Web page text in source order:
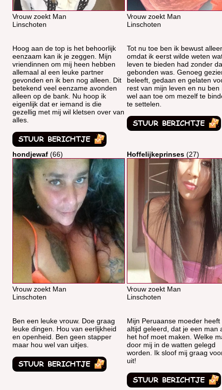
Vrouw zoekt Man
Linschoten
Hoog aan de top is het behoorlijk
eenzaam kan ik je zeggen. Mijn
vriendinnen om mij heen hebben
allemaal al een leuke partner
gevonden en ik ben nog alleen. Dit
betekend veel eenzame avonden
alleen op de bank. Nu hoop ik
eigenlijk dat er iemand is die
gezellig met mij wil kletsen over van
alles.
Vrouw zoekt Man
Linschoten
Tot nu toe ben ik bewust
omdat ik eerst wilde weten
leven te bieden had zonder
gebonden was. Genoeg
beleeft, gedaan en gelaten
rest van mijn leven en nu ben
wel aan toe om mezelf te
te settelen.
hondjewaf (66)
Vrouw zoekt Man
Linschoten
Ben een leuke vrouw. Doe graag
leuke dingen. Hou van eerlijkheid
en openheid. Ben geen stapper
maar hou wel van uitjes.
Hoffelijkeprinses (27)
Vrouw zoekt Man
Linschoten
Mijn Peruaanse moeder heeft
altijd geleerd, dat je een man
het hof moet maken. Welke
door mij in de watten gelegd
worden. Ik sloof mij graag
uit!